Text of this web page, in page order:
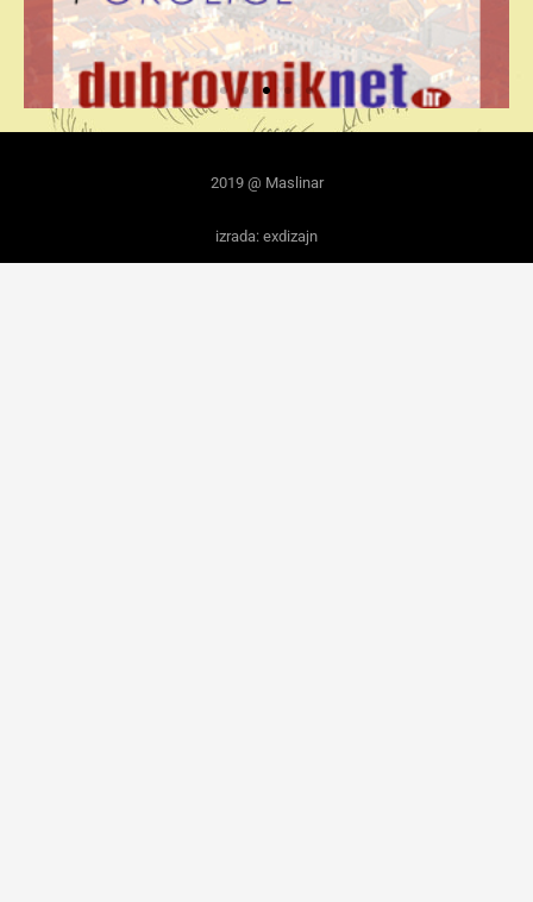
2019 @ Maslinar
izrada: exdizajn